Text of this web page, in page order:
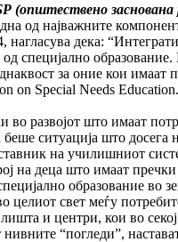
(општествено заснована
од најважните
нагласува дека:
специјално
за оние кои имаат
on Special Needs
во развојот што имаат
беше ситуација што
на училишниот
на деца што имаат
образование во
целиот свет меѓу
и центри, кои во
нивните “погледи”,